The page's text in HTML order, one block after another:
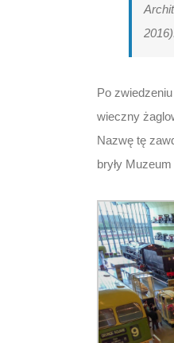
Po
wieczny
Nazwę tę
bryły